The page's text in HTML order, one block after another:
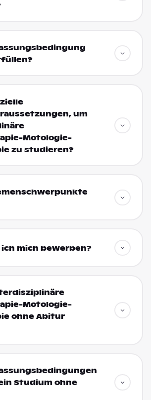
um
Motologie-
zu studieren?
ich mich bewerben?
Motologie-
ohne Abitur
Studium ohne